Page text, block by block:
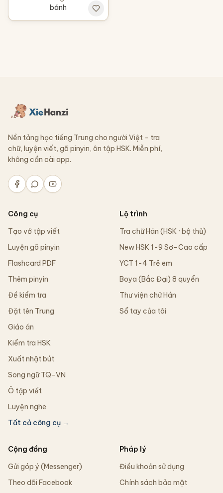
bánh
Nền tảng học tiếng Trung cho người Việt - tra
chữ, luyện viết, gõ pinyin, ôn tập HSK. Miễn phí,
không cần cài app.
Công cụ
Tạo vở tập viết
Luyện gõ pinyin
Flashcard PDF
Thêm pinyin
Đề kiểm tra
Đặt tên Trung
Giáo án
Kiểm tra HSK
Xuất nhật bút
Song ngữ TQ-VN
Ô tập viết
Luyện nghe
Tất cả công cụ →
Lộ trình
Tra chữ Hán (HSK · bộ thủ)
New HSK 1-9 Sơ–Cao cấp
YCT 1-4 Trẻ em
Boya (Bắc Đại) 8 quyển
Thư viện chữ Hán
Sổ tay của tôi
Cộng đồng
Gửi góp ý (Messenger)
Theo dõi Facebook
Pháp lý
Điều khoản sử dụng
Chính sách bảo mật